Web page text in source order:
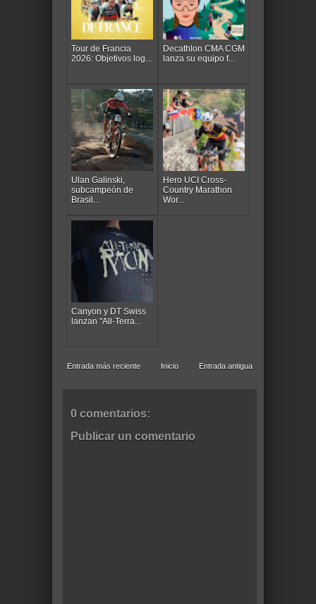
Tour de Francia
2026: Objetivos log...
Decathlon CMA CGM
lanza su equipo f...
Ulan Galinski,
subcampeón de
Brasil...
Hero UCI Cross-
Country Marathon
Wor...
Canyon y DT Swiss
lanzan "All-Terra...
Entrada más reciente Entrada antigua
Inicio
0 comentarios:
Publicar un comentario